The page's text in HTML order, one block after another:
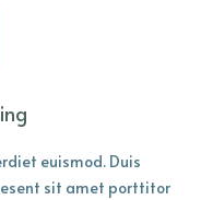
euismod. Duis
sit amet porttitor